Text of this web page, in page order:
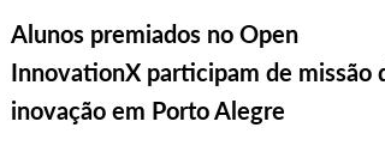
Alunos premiados no Open
InnovationX participam de missão
inovação em Porto Alegre